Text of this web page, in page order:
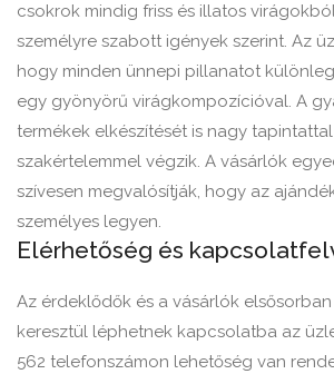
csokrok mindig friss és illatos
személyre szabott igények szerint. Az
hogy minden ünnepi pillanatot
egy gyönyörű virágkompozícióval. A
termékek elkészítését is nagy
szakértelemmel végzik. A vásárlók
szívesen megvalósítják, hogy az
személyes legyen.
Elérhetőség és
Az érdeklődők és a vásárlók
keresztül léphetnek kapcsolatba az
562 telefonszámon lehetőség van